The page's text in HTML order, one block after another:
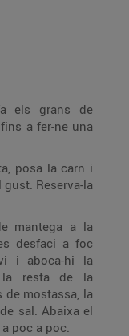
els grans de
a fer-ne una
posa la carn i
Reserva-la
mantega a la
desfaci a foc
i aboca-hi la
la resta de la
de mostassa, la
sal. Abaixa el
poc a poc.